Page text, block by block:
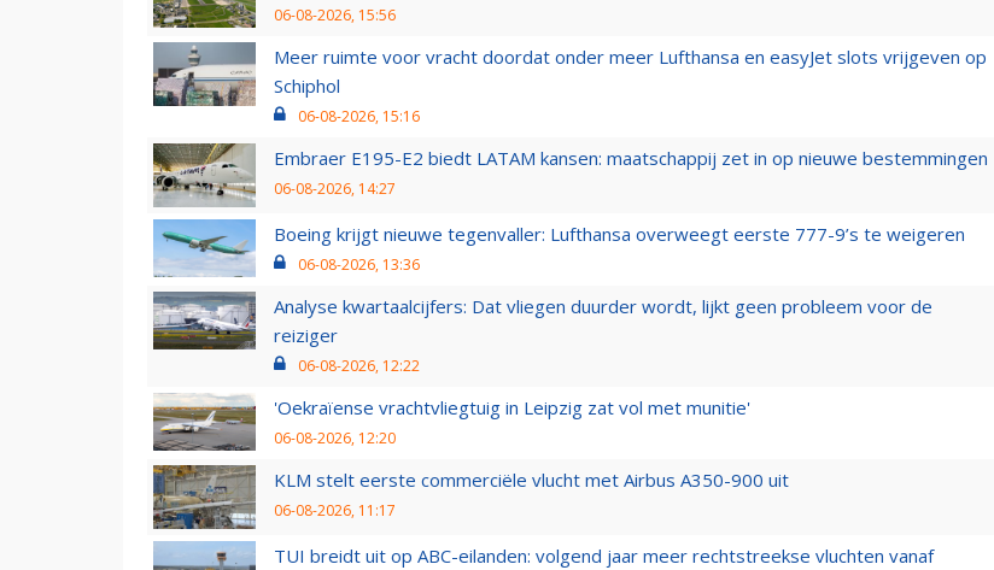
06-08-2026, 15:56
Meer ruimte voor vracht doordat onder meer Lufthansa en easyJet slots vrijgeven op
Schiphol
06-08-2026, 15:16
Embraer E195-E2 biedt LATAM kansen: maatschappij zet in op nieuwe bestemmingen
06-08-2026, 14:27
Boeing krijgt nieuwe tegenvaller: Lufthansa overweegt eerste 777-9’s te weigeren
06-08-2026, 13:36
Analyse kwartaalcijfers: Dat vliegen duurder wordt, lijkt geen probleem voor de
reiziger
06-08-2026, 12:22
'Oekraïense vrachtvliegtuig in Leipzig zat vol met munitie'
06-08-2026, 12:20
KLM stelt eerste commerciële vlucht met Airbus A350-900 uit
06-08-2026, 11:17
TUI breidt uit op ABC-eilanden: volgend jaar meer rechtstreekse vluchten vanaf